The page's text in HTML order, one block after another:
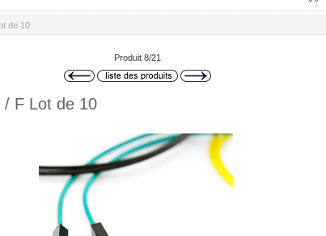
de 10
Produit 8/21
/ F Lot de 10